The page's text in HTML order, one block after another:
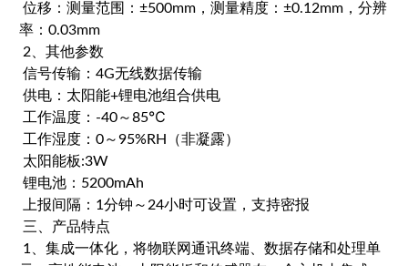
位移：测量范围：±500mm，测量精度：±0.12mm，分辨
率：0.03mm
2、其他参数
信号传输：4G无线数据传输
供电：太阳能+锂电池组合供电
工作温度：-40～85℃
工作湿度：0～95%RH（非凝露）
太阳能板:3W
锂电池：5200mAh
上报间隔：1分钟～24小时可设置，支持密报
三、产品特点
1、集成一体化，将物联网通讯终端、数据存储和处理单